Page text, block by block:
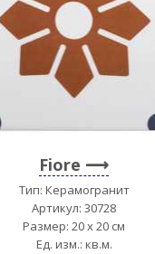
Fiore
Тип: Керамогранит
Артикул: 30728
Размер: 20 x 20 см
Ед. изм.: кв.м.